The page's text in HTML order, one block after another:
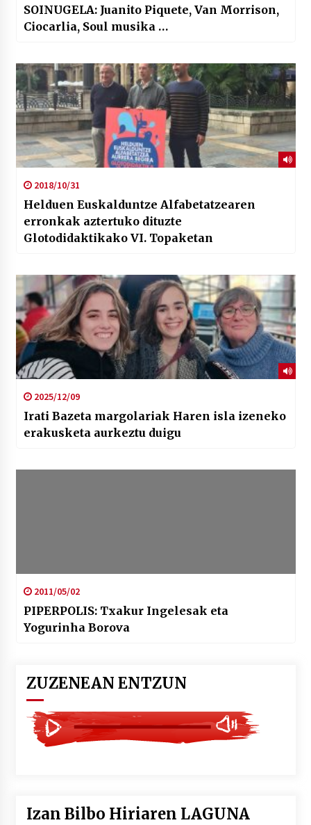
SOINUGELA: Juanito Piquete, Van Morrison,
Ciocarlia, Soul musika …
2018/10/31
Helduen Euskalduntze Alfabetatzearen
erronkak aztertuko dituzte
Glotodidaktikako VI. Topaketan
2025/12/09
Irati Bazeta margolariak Haren isla izeneko
erakusketa aurkeztu duigu
2011/05/02
PIPERPOLIS: Txakur Ingelesak eta
Yogurinha Borova
ZUZENEAN ENTZUN
Izan Bilbo Hiriaren LAGUNA